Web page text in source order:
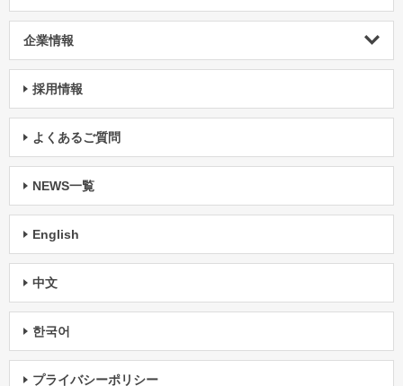
企業情報
採用情報
よくあるご質問
NEWS一覧
English
中文
한국어
プライバシーポリシー